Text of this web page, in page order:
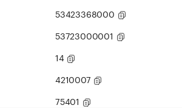
53423368000
53723000001
14
4210007
75401